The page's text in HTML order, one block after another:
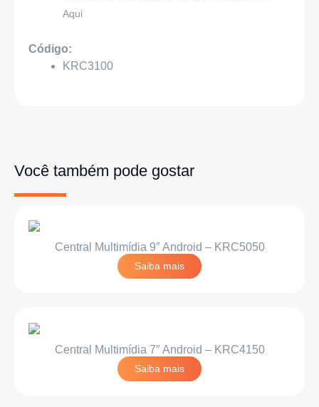
Aqui
Código:
KRC3100
Você também pode gostar
Central Multimídia 9″ Android – KRC5050
Saiba mais
Central Multimídia 7″ Android – KRC4150
Saiba mais